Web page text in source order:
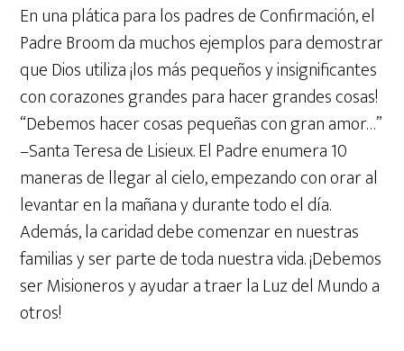
En una plática para los padres de Confirmación, el
Padre Broom da muchos ejemplos para demostrar
que Dios utiliza ¡los más pequeños y insignificantes
con corazones grandes para hacer grandes cosas!
“Debemos hacer cosas pequeñas con gran amor…”
–Santa Teresa de Lisieux. El Padre enumera 10
maneras de llegar al cielo, empezando con orar al
levantar en la mañana y durante todo el día.
Además, la caridad debe comenzar en nuestras
familias y ser parte de toda nuestra vida. ¡Debemos
ser Misioneros y ayudar a traer la Luz del Mundo a
otros!